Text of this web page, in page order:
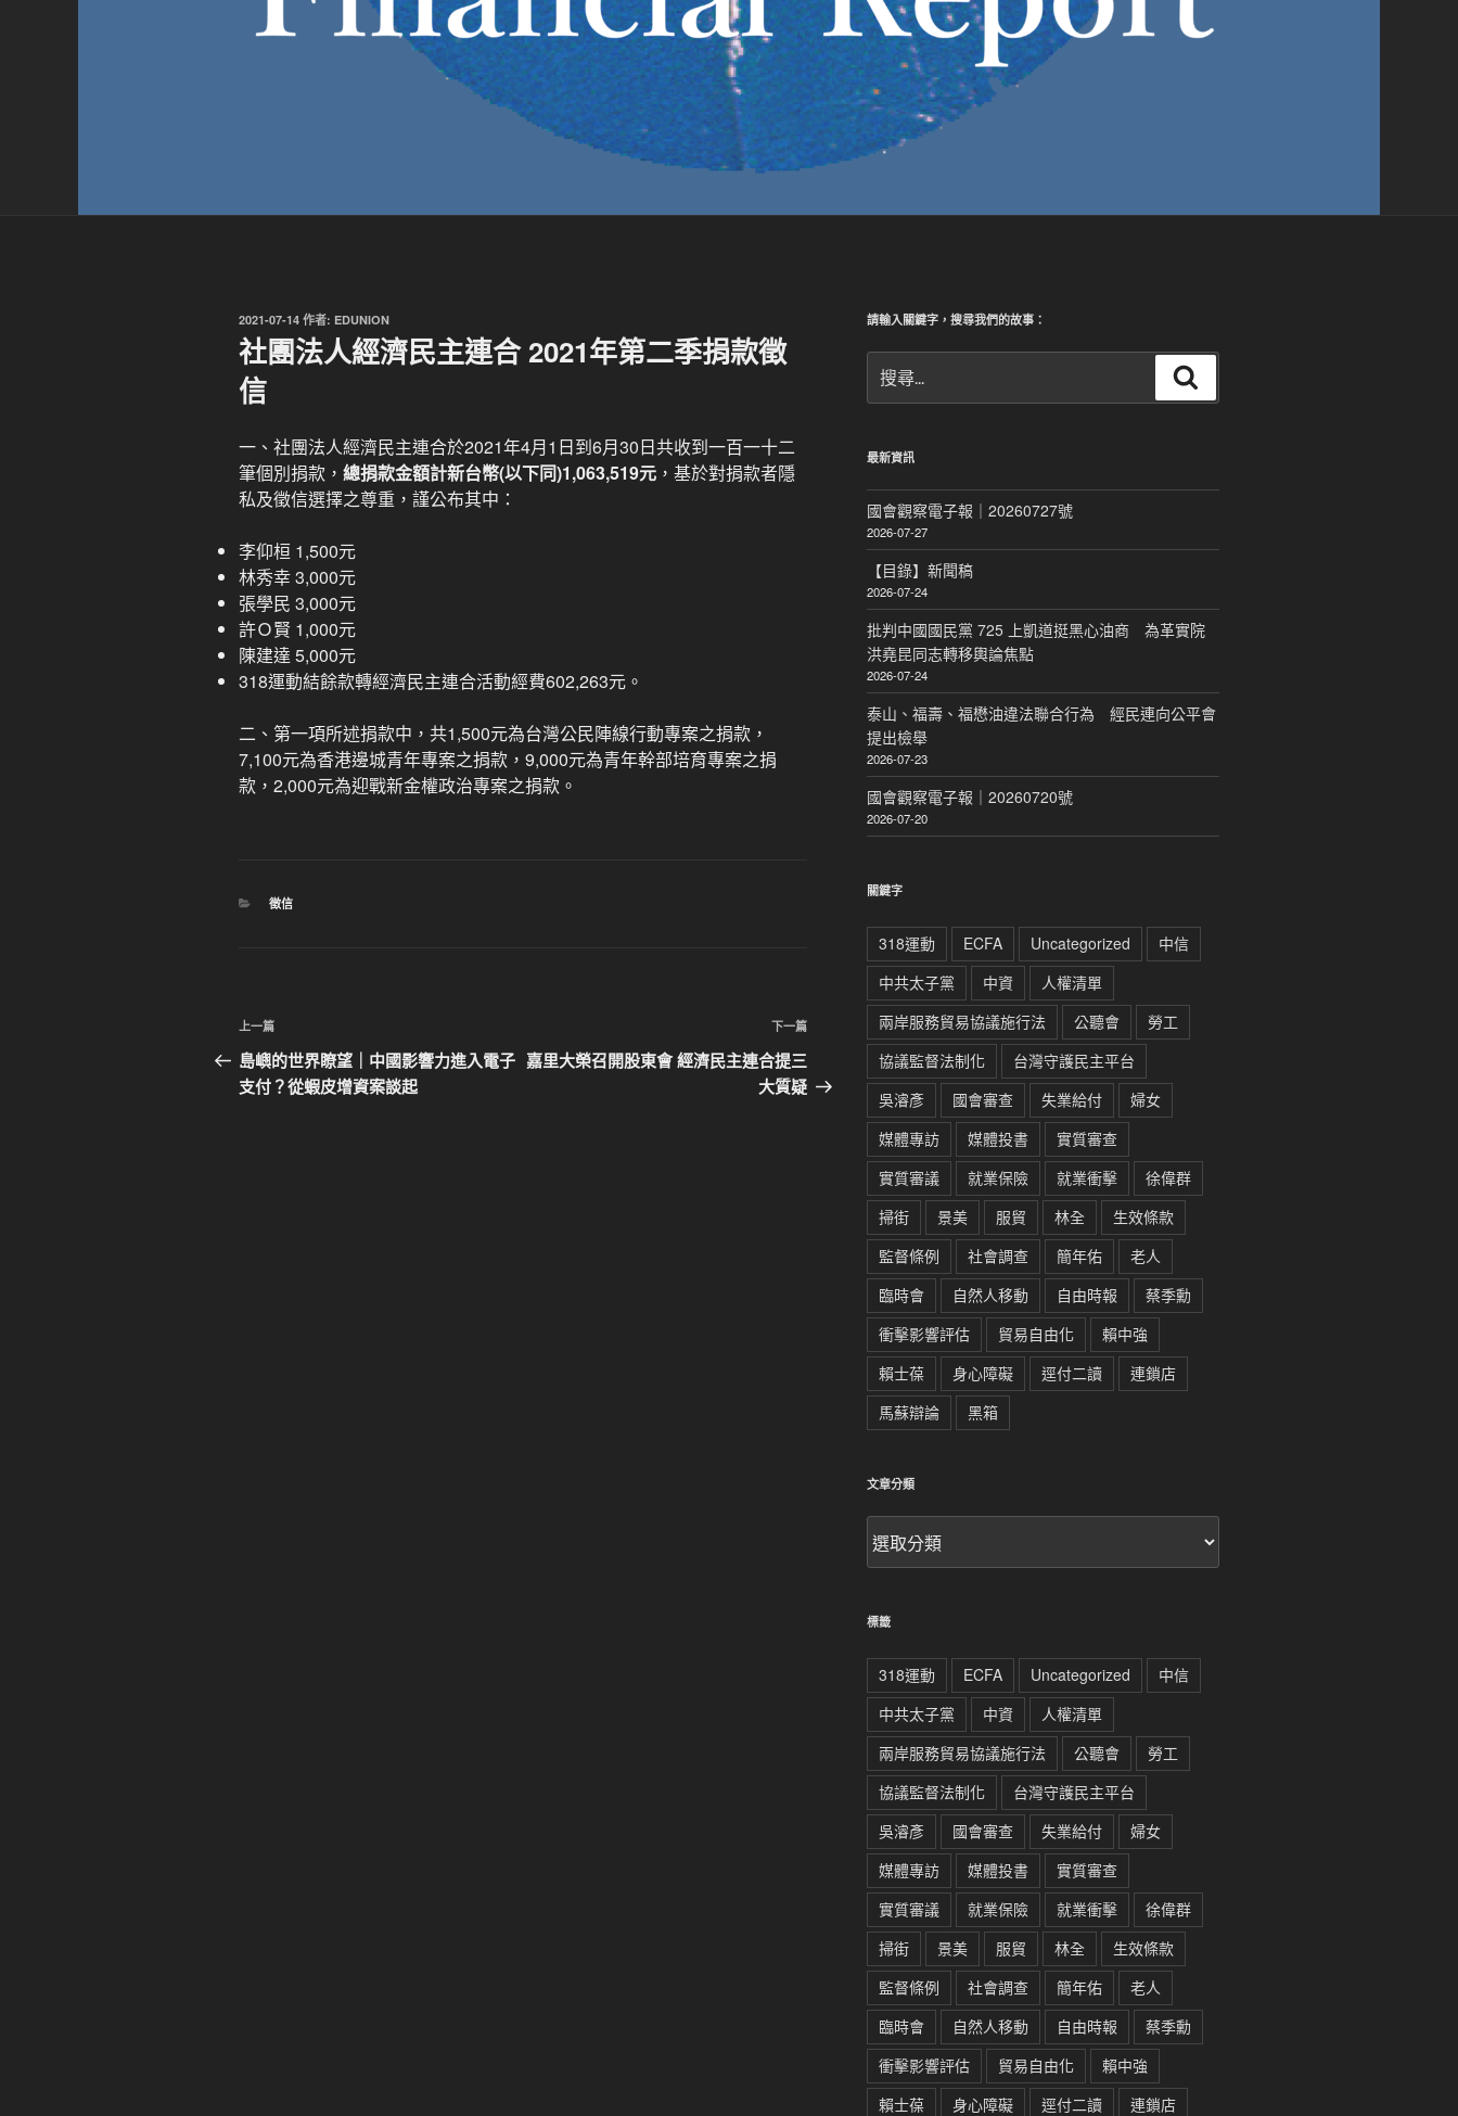
發
佈
於
2021-07-14 作者: EDUNION
社團法人經濟民主連合 2021年第二季捐款徵
信
一、社團法人經濟民主連合於2021年4月1日到6月30日共收到一百一十二
筆個別捐款， 總捐款金額計新台幣(以下同)1,063,519元 ，基於對捐款者隱
私及徵信選擇之尊重，謹公布其中：
李仰桓 1,500元
林秀幸 3,000元
張學民 3,000元
許Ｏ賢 1,000元
陳建達 5,000元
318運動結餘款轉經濟民主連合活動經費602,263元。
二、第一項所述捐款中，共1,500元為台灣公民陣線行動專案之捐款，
7,100元為香港邊城青年專案之捐款，9,000元為青年幹部培育專案之捐
款，2,000元為迎戰新金權政治專案之捐款。
分
徵信
文
章
導
上
一
篇
上一篇
島嶼的世界瞭望｜中國影響力進入電子
支付？從蝦皮增資案談起​
下
篇
下一篇
嘉里大榮召開股東會 經濟民主連合提三
大質疑
請輸入關鍵字，搜尋我們的故事：
尋
關
字:
尋
最新資訊
國會觀察電子報｜20260727號
2026-07-27
【目錄】新聞稿
2026-07-24
批判中國國民黨 725 上凱道挺黑心油商 為革實院
洪堯昆同志轉移輿論焦點
2026-07-24
泰山、福壽、福懋油違法聯合行為 經民連向公平會
提出檢舉
2026-07-23
國會觀察電子報｜20260720號
2026-07-20
關鍵字
318運動 ECFA Uncategorized
中信
中共太子黨
中資
人權清單
兩岸服務貿易協議施行法
公聽會
勞工
協議監督法制化
台灣守護民主平台
吳濬彥
國會審查 失業給付
婦女
媒體專訪
媒體投書
實質審查
實質審議
就業保險 就業衝擊
徐偉群
掃街
景美 服貿 林全
生效條款
監督條例
社會調查 簡年佑
老人
臨時會
自然人移動 自由時報
蔡季勳
衝擊影響評估
貿易自由化
賴中強
賴士葆
身心障礙 逕付二讀
連鎖店
馬蘇辯論
黑箱
文章分類
章
分
標籤
318運動 ECFA Uncategorized
中信
中共太子黨
中資
人權清單
兩岸服務貿易協議施行法
公聽會
勞工
協議監督法制化
台灣守護民主平台
吳濬彥
國會審查 失業給付
婦女
媒體專訪
媒體投書
實質審查
實質審議
就業保險 就業衝擊
徐偉群
掃街
景美 服貿 林全
生效條款
監督條例
社會調查 簡年佑
老人
臨時會
自然人移動 自由時報
蔡季勳
衝擊影響評估
貿易自由化
賴中強
賴士葆
身心障礙 逕付二讀 連鎖店